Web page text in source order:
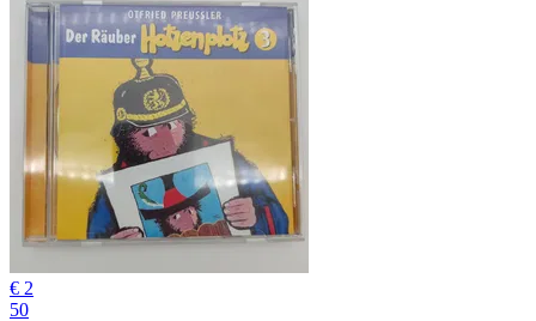
€ 2
50